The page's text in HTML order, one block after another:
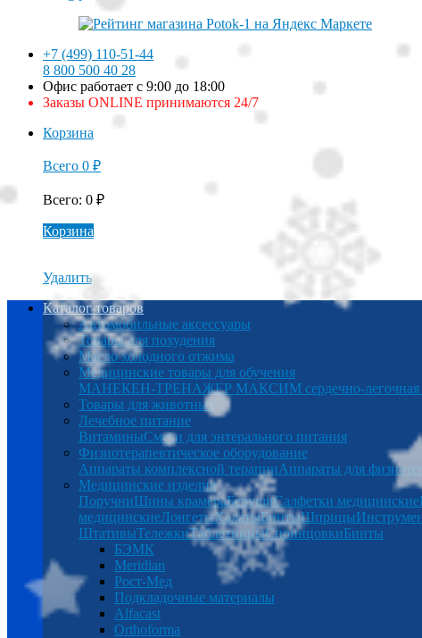
+7 (499) 110-51-44
8 800 500 40 28
Офис работает с 9:00 до 18:00
Заказы ONLINE принимаются 24/7
Корзина
Всего 0 ₽
Всего: 0 ₽
Корзина
Удалить
Каталог товаров
Автомобильные аксессуары
Товары для похудения
Масло холодного отжима
Медицинские товары для обучения
МАНЕКЕН-ТРЕНАЖЕР МАКСИМ сердечно-легочная
Товары для животных
Лечебное питание
ВитаминыСмеси для энтерального питания
Физиотерапевтическое оборудование
Аппараты комплексной терапииАппараты для
Медицинские изделия
ПоручниШины крамераБерушиСалфетки медицинские
медицинскиеЛонгетыХалатыБинтыШприцы
ШтативыТележкиТаблетницыСпринцовкиБинты
БЭМК
Meridian
Рост-Мед
Подкладочные материалы
Alfacast
Orthoforma